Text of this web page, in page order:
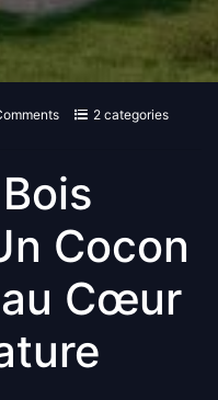
2 categories
Cocon
Cœur